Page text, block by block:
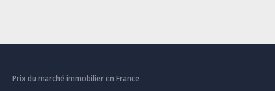
Prix du marché immobilier en France